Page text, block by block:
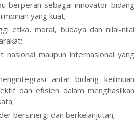
berperan sebagai innovator bidang
yang kuat;
etika, moral, budaya dan nilai-nilai
nasional maupun internasional yang
antar bidang keilmuan
dan efisien dalam menghasilkan
bersinergi dan berkelanjutan;